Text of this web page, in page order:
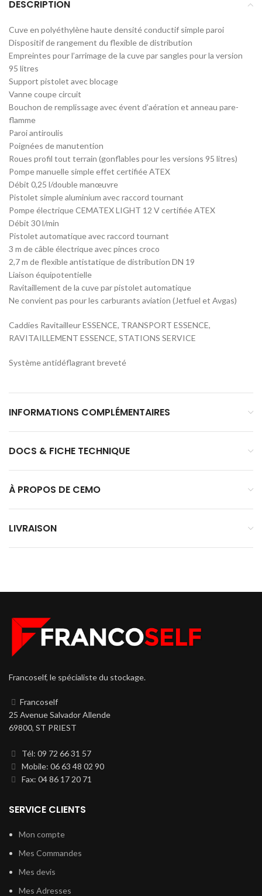
DESCRIPTION
Cuve en polyéthylène haute densité conductif simple paroi
Dispositif de rangement du flexible de distribution
Empreintes pour l’arrimage de la cuve par sangles pour la version
95 litres
Support pistolet avec blocage
Vanne coupe circuit
Bouchon de remplissage avec évent d’aération et anneau pare-
flamme
Paroi antiroulis
Poignées de manutention
Roues profil tout terrain (gonflables pour les versions 95 litres)
Pompe manuelle simple effet certifiée ATEX
Débit 0,25 l/double manœuvre
Pistolet simple aluminium avec raccord tournant
Pompe électrique CEMATEX LIGHT 12 V certifiée ATEX
Débit 30 l/min
Pistolet automatique avec raccord tournant
3 m de câble électrique avec pinces croco
2,7 m de flexible antistatique de distribution DN 19
Liaison équipotentielle
Ravitaillement de la cuve par pistolet automatique
Ne convient pas pour les carburants aviation (Jetfuel et Avgas)
Caddies Ravitailleur ESSENCE, TRANSPORT ESSENCE,
RAVITAILLEMENT ESSENCE, STATIONS SERVICE
Système antidéflagrant breveté
INFORMATIONS COMPLÉMENTAIRES
DOCS & FICHE TECHNIQUE
À PROPOS DE CEMO
LIVRAISON
Francoself, le spécialiste du stockage.
Francoself
25 Avenue Salvador Allende
69800, ST PRIEST
Tél: 09 72 66 31 57
Mobile: 06 63 48 02 90
Fax: 04 86 17 20 71
SERVICE CLIENTS
Mon compte
Mes Commandes
Mes devis
Mes Adresses